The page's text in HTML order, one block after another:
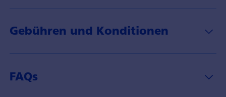
Gebühren und Konditionen
FAQs